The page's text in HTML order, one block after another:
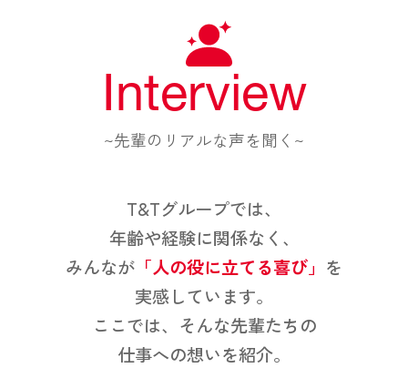
Interview
~先輩のリアルな声を聞く~
T&Tグループでは、
年齢や経験に関係なく、
みんなが 「人の役に立てる喜び」 を
実感しています。
ここでは、そんな先輩たちの
仕事への想いを紹介。